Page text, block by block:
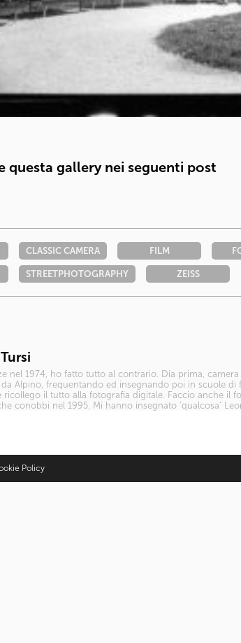
questa gallery nei seguenti post
CLASSIC CAMERA FILM
STREETPHOTOGRAPHY ZEISS
nel 1974, ho fatto tutto al contrario. Dia prima,
Alpino, frequentando ed insegnando poi in scuole di
ricollego il tutto alla fotografia digitale. Faccio anche il
conobbi nel 1995. Mi hanno insegnato 'qualcosa’
Policy